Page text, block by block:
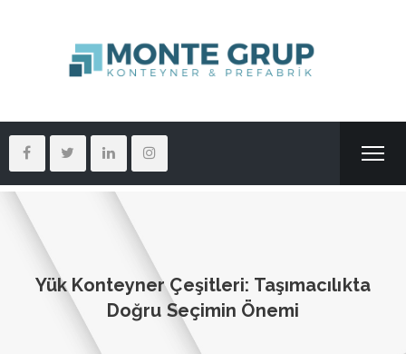
Yük Konteyner Çeşitleri: Taşımacılıkta
Doğru Seçimin Önemi